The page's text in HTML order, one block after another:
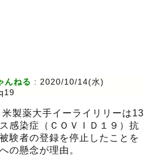
んねる : 2020/10/14(水)
米製薬大手イーライリリーは13
感染症（ＣＯＶＩＤ１９）抗
験者の登録を停止したことを
の懸念が理由。